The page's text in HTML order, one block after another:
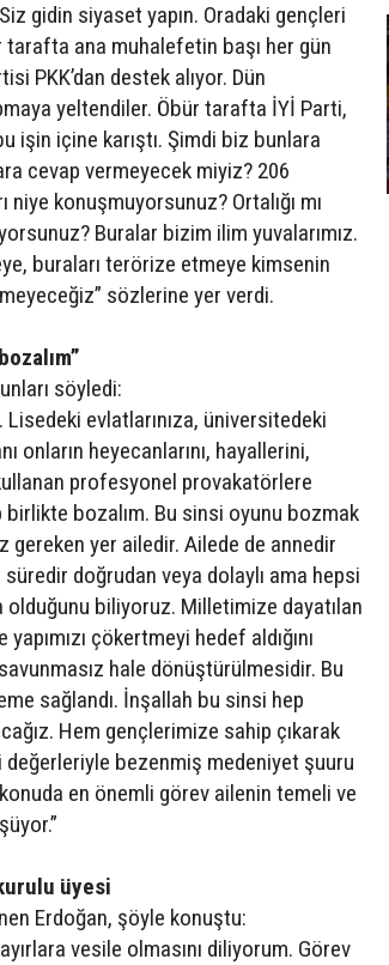
gidin siyaset yapın. Oradaki gençleri
tarafta ana muhalefetin başı her gün
PKK’dan destek alıyor. Dün
yeltendiler. Öbür tarafta İYİ Parti,
işin içine karıştı. Şimdi biz bunlara
cevap vermeyecek miyiz? 206
konuşmuyorsunuz? Ortalığı mı
Buralar bizim ilim yuvalarımız.
buraları terörize etmeye kimsenin
sözlerine yer verdi.
söyledi:
Lisedeki evlatlarınıza, üniversitedeki
onların heyecanlarını, hayallerini,
profesyonel provakatörlere
birlikte bozalım. Bu sinsi oyunu bozmak
yer ailedir. Ailede de annedir
süredir doğrudan veya dolaylı ama hepsi
olduğunu biliyoruz. Milletimize dayatılan
çökertmeyi hedef aldığını
hale dönüştürülmesidir. Bu
sağlandı. İnşallah bu sinsi hep
Hem gençlerimize sahip çıkarak
değerleriyle bezenmiş medeniyet şuuru
en önemli görev ailenin temeli ve
üyesi
Erdoğan, şöyle konuştu:
vesile olmasını diliyorum. Görev